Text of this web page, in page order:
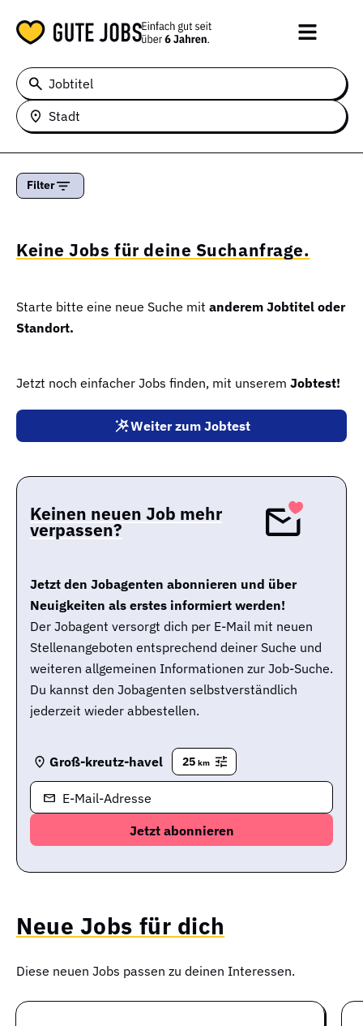
Jobtitel
Stadt
Filter
Keine Jobs für deine Suchanfrage.
Starte bitte eine neue Suche mit anderem Jobtitel oder
Standort.
Jetzt noch einfacher Jobs finden, mit unserem Jobtest!
Weiter zum Jobtest
Keinen neuen Job mehr
verpassen?
Jetzt den Jobagenten abonnieren und über
Neuigkeiten als erstes informiert werden!
Der Jobagent versorgt dich per E-Mail mit neuen
Stellenangeboten entsprechend deiner Suche und
weiteren allgemeinen Informationen zur Job-Suche.
Du kannst den Jobagenten selbstverständlich
jederzeit wieder abbestellen.
Groß-kreutz-havel 25 km
E-Mail-Adresse
Neue Jobs für dich
Diese neuen Jobs passen zu deinen Interessen.